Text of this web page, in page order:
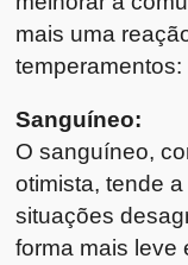
mais uma
temperamentos:
Sanguíneo:
O sanguíneo,
otimista, tende
situações
forma mais leve